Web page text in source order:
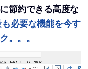
節約できる高度な
も必要な機能を今す
。。。